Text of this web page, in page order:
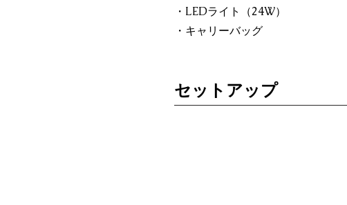
・LEDライト（24W）
・キャリーバッグ
セットアップ